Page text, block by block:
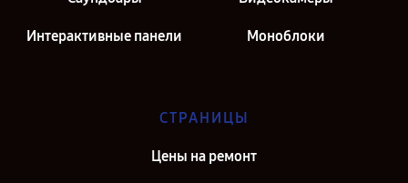
Интерактивные панели Моноблоки
СТРАНИЦЫ
Цены на ремонт